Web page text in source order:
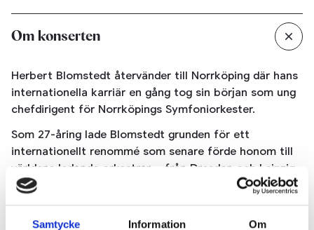
Samtycke Information Om
Om konserten
Herbert Blomstedt återvänder till Norrköping där hans
internationella karriär en gång tog sin början som ung
chefdirigent för Norrköpings Symfoniorkester.
Som 27-åring lade Blomstedt grunden för ett
internationellt renommé som senare förde honom till
världens ledande orkestrar – från Dresden och Leipzig
till San Francisco. Än idag, 98 år gammal, fortsätter
han att dirigera med samma skärpa och musikalitet.
Vid konserterna i mars leder han Brahms Symfoni nr 3